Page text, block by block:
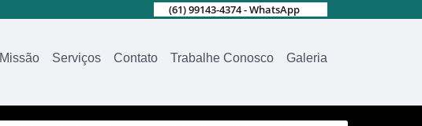
(61) 99143-4374 - WhatsApp
Missão Serviços Contato Trabalhe Conosco Galeria